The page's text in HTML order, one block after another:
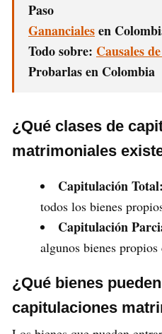
Paso
Ganancialesen
Todo sobre: Causales
Probarlas en Colombia
¿Qué clases de
matrimoniales
Capitulación Total:
todos los bienes
Capitulación
algunos bienes
¿Qué bienes
capitulaciones